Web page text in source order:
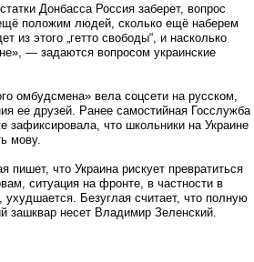
Донбасса Россия заберет, вопрос
положим людей, сколько ещё наберем
из этого „гетто свободы“, и насколько
— задаются вопросом украинские
омбудсмена» вела соцсети на русском,
ее друзей. Ранее самостийная Госслужба
зафиксировала, что школьники на Украине
мову.
пишет, что Украина рискует превратиться
ситуация на фронте, в частности в
ухудшается. Безуглая считает, что полную
зашквар несет Владимир Зеленский.